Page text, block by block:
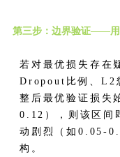
第三步：边界验证——用
若对最优损失存在
Dropout比例、L2
整后最优验证损失
0.12），则该区间
动剧烈（如0.05-
构。